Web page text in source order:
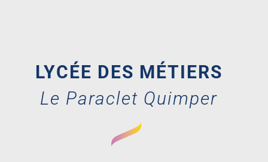
LYCÉE DES MÉTIERS
Le Paraclet Quimper